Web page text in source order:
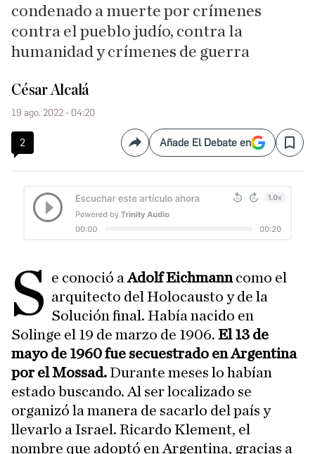
condenado a muerte por crímenes
contra el pueblo judío, contra la
humanidad y crímenes de guerra
César Alcalá
19 ago. 2022 - 04:20
2 CompartirAñade El Debate en Save
S e conoció aAdolf Eichmanncomo el
arquitecto del Holocausto y de la
Solución final. Había nacido en
Solinge el 19 de marzo de 1906. El 13 de
mayo de 1960 fue secuestrado en Argentina
por el Mossad.Durante meses lo habían
estado buscando. Al ser localizado se
organizó la manera de sacarlo del país y
llevarlo a Israel. Ricardo Klement, el
nombre que adoptó en Argentina, gracias a